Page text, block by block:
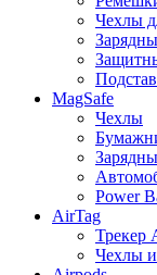
Чехлы
MagSafe
Чехлы
Power
AirTag
Трекер
Чехлы